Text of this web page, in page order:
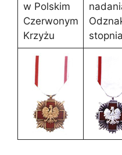
w Polskim
Czerwonym
Krzyżu
stopnia